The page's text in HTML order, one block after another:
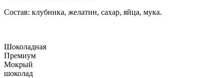
Состав: клубника, желатин, сахар, яйца, мука.
Шоколадная
Премиум
Мокрый
шоколад